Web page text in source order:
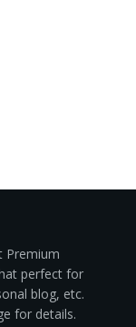
Premium
perfect for
blog, etc.
for details.